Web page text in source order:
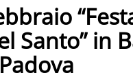
Santo” in